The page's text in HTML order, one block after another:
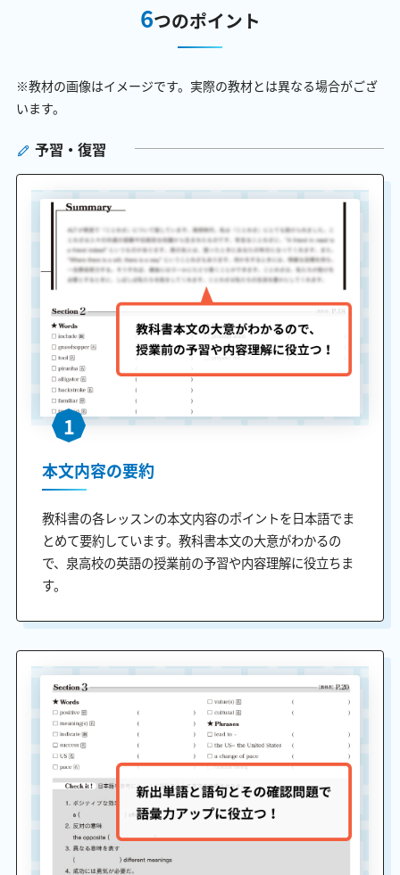
6つのポイント
※教材の画像はイメージです。実際の教材とは異なる場合がござ
います。
予習・復習
1
本文内容の要約
教科書の各レッスンの本文内容のポイントを日本語でま
とめて要約しています。教科書本文の大意がわかるの
で、泉高校の英語の授業前の予習や内容理解に役立ちま
す。